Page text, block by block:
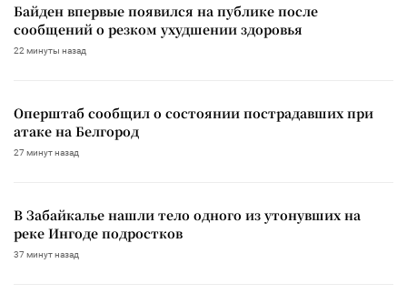
Байден впервые появился на публике после
сообщений о резком ухудшении здоровья
22 минуты назад
Оперштаб сообщил о состоянии пострадавших при
атаке на Белгород
27 минут назад
В Забайкалье нашли тело одного из утонувших на
реке Ингоде подростков
37 минут назад